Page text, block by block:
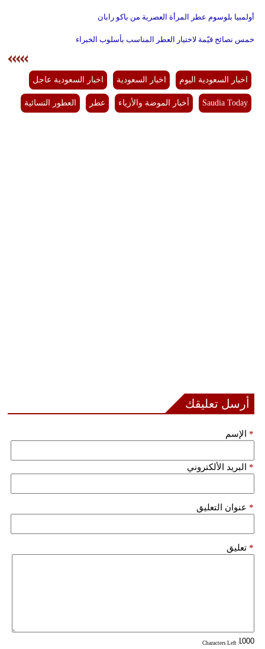
أولمبيا بلوسوم عطر المرأة العصرية من باكو رابان
خمس نصائح قيّمة لاختيار العطر المناسب بأسلوب الخبراء
اخبار السعودية اليوم اخبار السعودية اخبار السعودية عاجل
Saudia Today أخبار الموضة والأزياء عطر العطور النسائية
أرسل تعليقك
الإسم *
البريد الألكتروني *
عنوان التعليق *
تعليق *
: Characters Left